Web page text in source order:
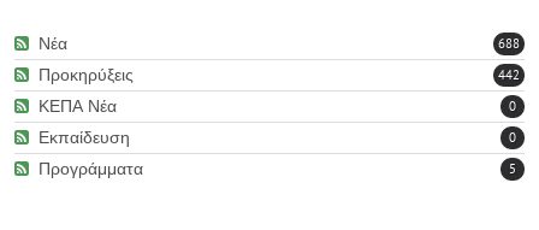
READ MORE688
Νέα
442
Προκηρύξεις
0
ΚΕΠΑ Νέα
0
Εκπαίδευση
5
Προγράμματα